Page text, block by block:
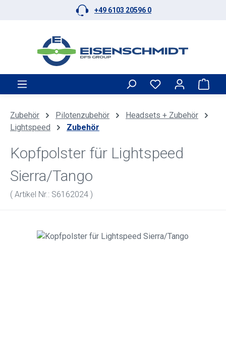
Zum Hauptinhalt springen+49 6103 20596 0
Zubehör Pilotenzubehör
Headsets + Zubehör
Lightspeed
Zubehör
Kopfpolster für Lightspeed
Sierra/Tango
( Artikel Nr.: S6162024 )
Bildergalerie überspringen